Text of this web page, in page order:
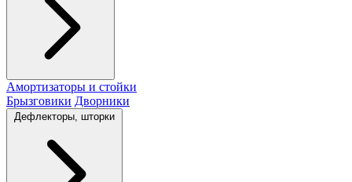
Амортизаторы и стойки
Брызговики Дворники
Дефлекторы, шторки